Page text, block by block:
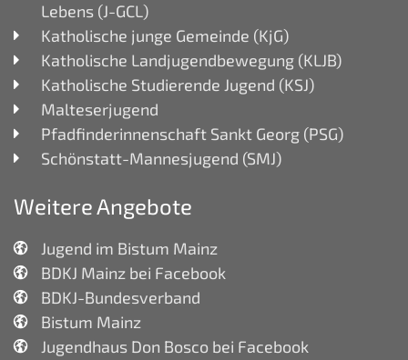
Lebens (J-GCL)
Katholische junge Gemeinde (KjG)
Katholische Landjugendbewegung (KLJB)
Katholische Studierende Jugend (KSJ)
Malteserjugend
Pfadfinderinnenschaft Sankt Georg (PSG)
Schönstatt-Mannesjugend (SMJ)
Weitere Angebote
Jugend im Bistum Mainz
BDKJ Mainz bei Facebook
BDKJ-Bundesverband
Bistum Mainz
Jugendhaus Don Bosco bei Facebook